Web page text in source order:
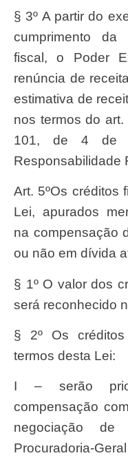
§ 3º A partir do
cumprimento da
fiscal, o Poder
renúncia de
estimativa de
nos termos do
101, de 4 de
Responsabilidade
Art. 5ºOs créditos financeiros de que trata esta
Lei, apurados
na compensação
ou não em dívida
§ 1º O valor dos
será reconhecido
§ 2º Os créditos
termos desta Lei:
I – serão prioritariamente usados na
compensação
negociação
Procuradoria-